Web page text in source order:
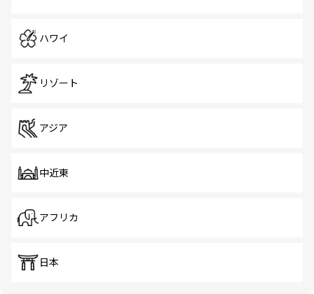
ハワイ
リゾート
アジア
中近東
アフリカ
日本